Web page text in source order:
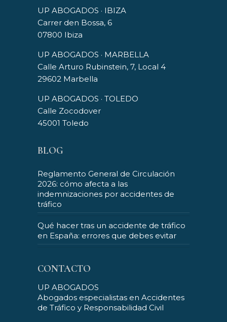
UP ABOGADOS · IBIZA
Carrer den Bossa, 6
07800 Ibiza
UP ABOGADOS · MARBELLA
Calle Arturo Rubinstein, 7, Local 4
29602 Marbella
UP ABOGADOS · TOLEDO
Calle Zocodover
45001 Toledo
BLOG
Reglamento General de Circulación
2026: cómo afecta a las
indemnizaciones por accidentes de
tráfico
Qué hacer tras un accidente de tráfico
en España: errores que debes evitar
CONTACTO
UP ABOGADOS
Abogados especialistas en Accidentes
de Tráfico y Responsabilidad Civil